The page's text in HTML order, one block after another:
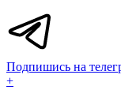
Подпишись на
+